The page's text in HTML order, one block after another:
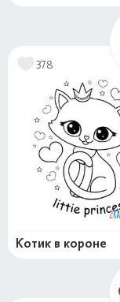
378
Котик в короне